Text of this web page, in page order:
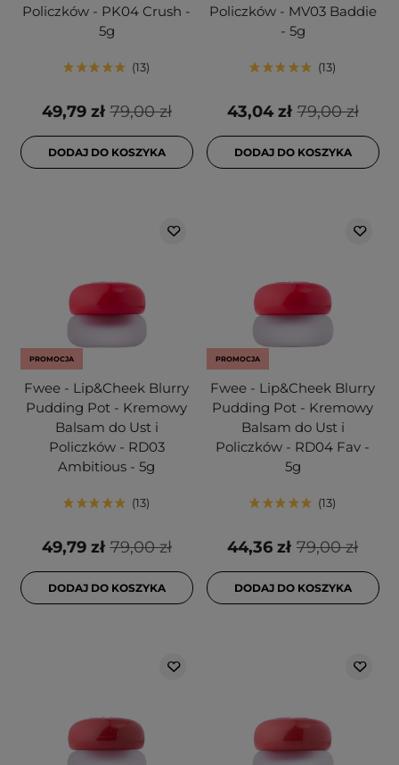
Policzków - PK04 Crush -
5g
13
79,00 zł
49,79 zł
DODAJ DO KOSZYKA
Policzków - MV03 Baddie
- 5g
13
79,00 zł
43,04 zł
DODAJ DO KOSZYKA
PROMOCJA
Fwee - Lip&Cheek Blurry
Pudding Pot - Kremowy
Balsam do Ust i
Policzków - RD03
Ambitious - 5g
13
79,00 zł
49,79 zł
DODAJ DO KOSZYKA
PROMOCJA
Fwee - Lip&Cheek Blurry
Pudding Pot - Kremowy
Balsam do Ust i
Policzków - RD04 Fav -
5g
13
79,00 zł
44,36 zł
DODAJ DO KOSZYKA